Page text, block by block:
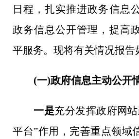
日程，扎实推进政务信息
政务信息公开管理，提高
平服务。现将有关情况报告
(一)政府信息主动公开
一是充分发挥政府网
平台”作用，完善重点领域